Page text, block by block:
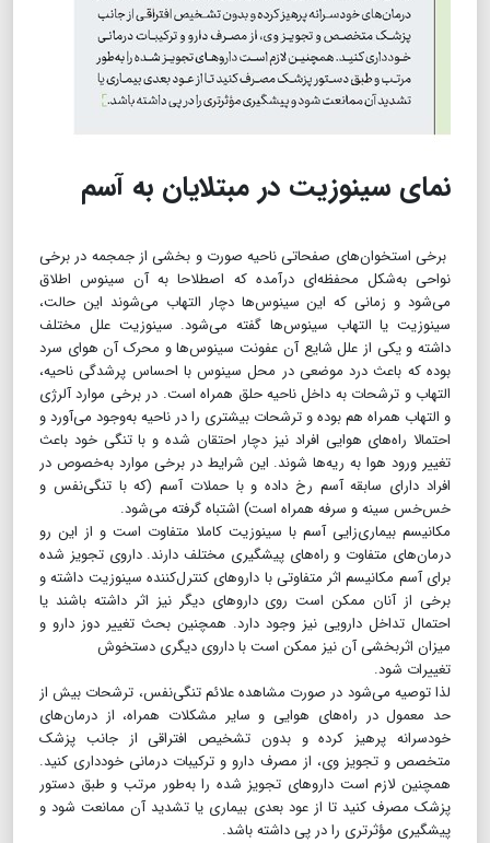
نمای سینوزیت در مبتلایان به آسم
برخی استخوان‌های صفحاتی ناحیه صورت و بخشی از جمجمه در برخی
نواحی به‌شکل محفظه‌ای درآمده که اصطلاحا به آن سینوس اطلاق
می‌شود و زمانی که این سینوس‌ها دچار التهاب می‌شوند این حالت،
سینوزیت یا التهاب سینوس‌ها گفته می‌شود. سینوزیت علل مختلف
داشته و یکی از علل شایع آن عفونت سینوس‌ها و محرک آن هوای سرد
بوده که باعث درد موضعی در محل سینوس با احساس پرشدگی ناحیه،
التهاب و ترشحات به داخل ناحیه حلق همراه است. در برخی موارد آلرژی
و التهاب همراه هم بوده و ترشحات بیشتری را در ناحیه به‌وجود می‌آورد و
احتمالا راه‌های هوایی افراد نیز دچار احتقان شده و با تنگی خود باعث
تغییر ورود هوا به ریه‌ها شوند. این شرایط در برخی موارد به‌خصوص در
افراد دارای سابقه آسم رخ داده و با حملات آسم (که با تنگی‌نفس و
خس‌خس سینه و سرفه همراه است) اشتباه گرفته می‌شود.
مکانیسم بیماری‌زایی آسم با سینوزیت کاملا متفاوت است و از این رو
درمان‌های متفاوت و راه‌های پیشگیری مختلف دارند. داروی تجویز شده
برای آسم مکانیسم اثر متفاوتی با داروهای کنترل‌کننده سینوزیت داشته و
برخی از آنان ممکن است روی داروهای دیگر نیز اثر داشته باشند یا
احتمال تداخل دارویی نیز وجود دارد. همچنین بحث تغییر دوز دارو و
میزان اثربخشی آن نیز ممکن است با داروی دیگری دستخوش
تغییرات شود.
لذا توصیه می‌شود در صورت مشاهده علائم تنگی‌نفس، ترشحات بیش از
حد معمول در راه‌های هوایی و سایر مشکلات همراه، از درمان‌های
خودسرانه پرهیز کرده و بدون تشخیص افتراقی از جانب پزشک
متخصص و تجویز وی، از مصرف دارو و ترکیبات درمانی خودداری کنید.
همچنین لازم است داروهای تجویز شده را به‌طور مرتب و طبق دستور
پزشک مصرف کنید تا از عود بعدی بیماری یا تشدید آن ممانعت شود و
پیشگیری مؤثرتری را در پی داشته باشد.